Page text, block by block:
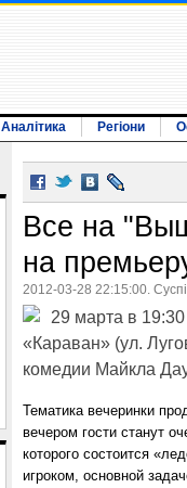
Аналітика Регіони
Все на
на
2012-03-28 22:15:00.
29 марта в
«Караван» (ул.
комедии Майкла
Тематика вечеринки
вечером гости станут
которого состоится
игроком, основной